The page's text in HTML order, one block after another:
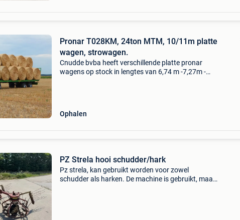
Pronar T028KM, 24ton MTM, 10/11m platte
wagen, strowagen.
Cnudde bvba heeft verschillende platte pronar
wagens op stock in lengtes van 6,74 m -7,27m -
Ophalen
PZ Strela hooi schudder/hark
Pz strela, kan gebruikt worden voor zowel
schudder als harken. De machine is gebruikt, maar